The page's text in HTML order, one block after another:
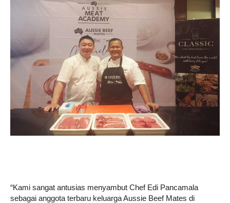
“Kami sangat antusias menyambut Chef Edi Pancamala
sebagai anggota terbaru keluarga Aussie Beef Mates di